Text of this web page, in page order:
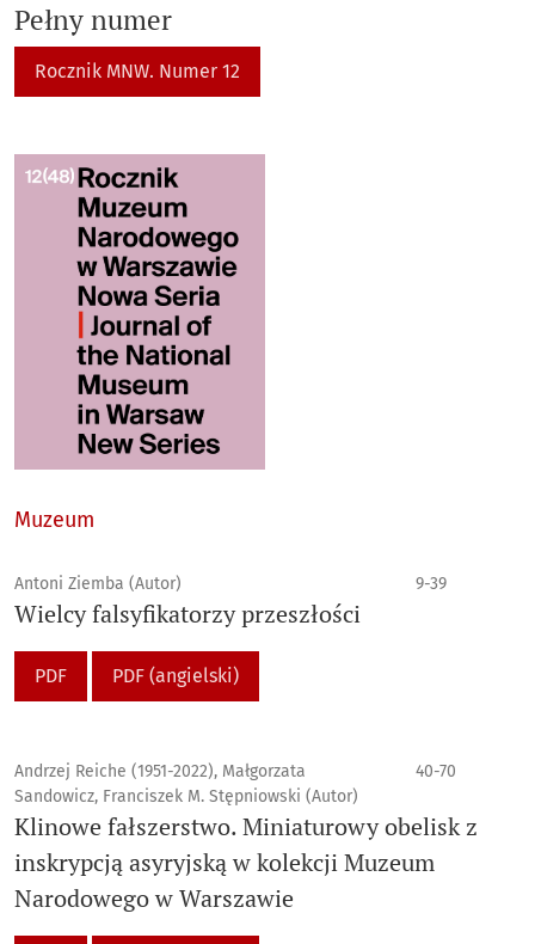
Pełny numer
Rocznik MNW. Numer 12
Muzeum
Antoni Ziemba (Autor) 9-39
Wielcy falsyfikatorzy przeszłości
PDF PDF (angielski)
Andrzej Reiche (1951-2022), Małgorzata
Sandowicz, Franciszek M. Stępniowski (Autor)
40-70
Klinowe fałszerstwo. Miniaturowy obelisk z
inskrypcją asyryjską w kolekcji Muzeum
Narodowego w Warszawie